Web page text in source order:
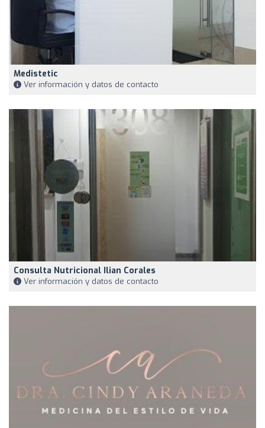
Medistetic
Ver información y datos de contacto
Consulta Nutricional Ilian Corales
Ver información y datos de contacto